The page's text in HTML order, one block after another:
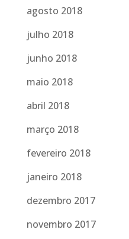
agosto 2018
julho 2018
junho 2018
maio 2018
abril 2018
março 2018
fevereiro 2018
janeiro 2018
dezembro 2017
novembro 2017